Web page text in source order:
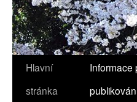
Przeskocz
do
Hlavní
stránka
Informace